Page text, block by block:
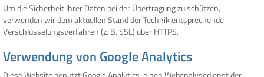
Um die Sicherheit Ihrer Daten bei der Übertragung zu schützen,
verwenden wir dem aktuellen Stand der Technik entsprechende
Verschlüsselungsverfahren (z. B. SSL) über HTTPS.
Verwendung von Google Analytics